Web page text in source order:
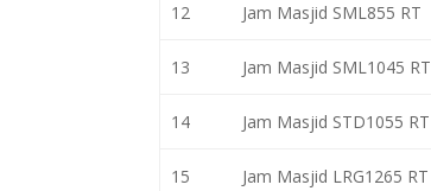
12 Jam Masjid SML855 RT
13 Jam Masjid SML1045 RT
14 Jam Masjid STD1055 RT
15 Jam Masjid LRG1265 RT